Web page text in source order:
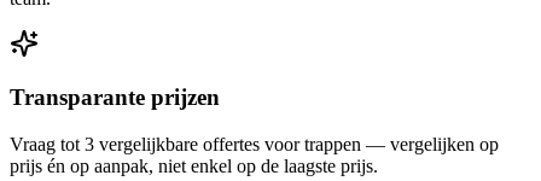
Transparante prijzen
Vraag tot 3 vergelijkbare offertes voor trappen — vergelijken op
prijs én op aanpak, niet enkel op de laagste prijs.